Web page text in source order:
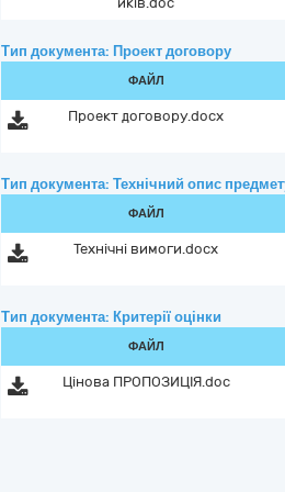
Тип документа: Проект договору
ФАЙЛ
Проект договору.docx
Тип документа: Технічний опис
ФАЙЛ
Технічні вимоги.docx
Тип документа: Критерії оцінки
ФАЙЛ
Цінова ПРОПОЗИЦІЯ.doc